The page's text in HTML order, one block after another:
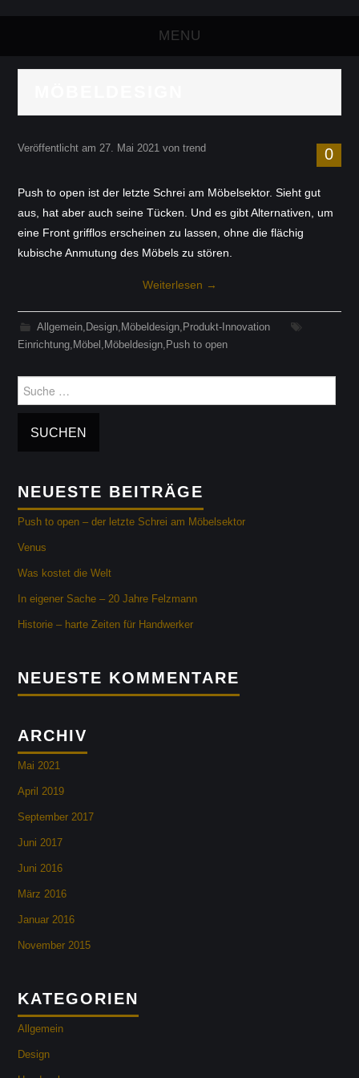
MENU
planung
bewertungen
über uns
philosophie.werte
zum.blog
0
Veröffentlicht am 27. Mai 2021 vontrend
Push to open ist der letzte Schrei am Möbelsektor. Sieht gut
aus, hat aber auch seine Tücken. Und es gibt Alternativen, um
eine Front grifflos erscheinen zu lassen, ohne die flächig
kubische Anmutung des Möbels zu stören.
Weiterlesen →
Allgemein, Design, Möbeldesign, Produkt-Innovation
Einrichtung Möbel Möbeldesign Push to open
nach:
NEUESTE BEITRÄGE
Push to open – der letzte Schrei am Möbelsektor
Venus
Was kostet die Welt
In eigener Sache – 20 Jahre Felzmann
Historie – harte Zeiten für Handwerker
NEUESTE KOMMENTARE
ARCHIV
Mai 2021
April 2019
September 2017
Juni 2017
Juni 2016
März 2016
Januar 2016
November 2015
KATEGORIEN
Allgemein
Design